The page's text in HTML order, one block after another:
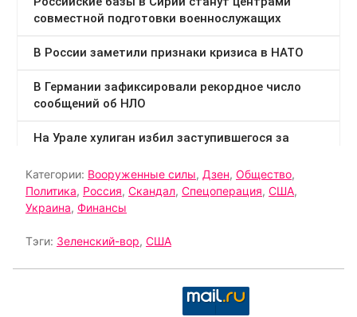
Категории: Вооруженные силы, Дзен, Общество,
Политика, Россия, Скандал, Спецоперация, США,
Украина, Финансы
Тэги: Зеленский-вор, США